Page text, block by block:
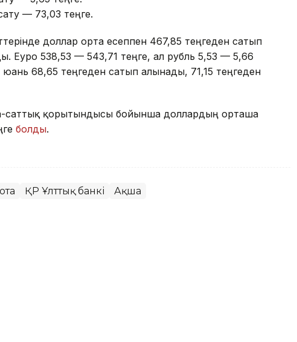
— 73,03 теңге.
доллар орта есеппен 467,85 теңгеден сатып
Еуро 538,53 — 543,71 теңге, ал рубль 5,53 — 5,66
68,65 теңгеден сатып алынады, 71,15 теңгеден
саттық қорытындысы бойынша доллардың орташа
болды.
ҚР Ұлттық банкі Ақша